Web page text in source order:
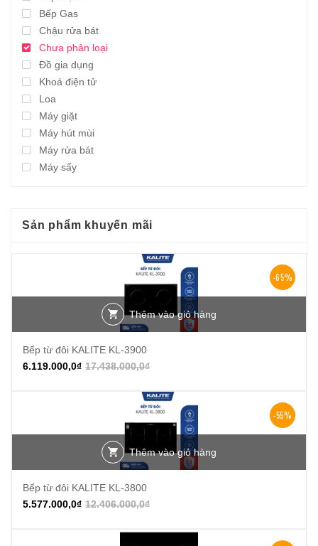
Bếp Gas
Chậu rửa bát
Chưa phân loại
Đồ gia dụng
Khoá điện tử
Loa
Máy giặt
Máy hút mùi
Máy rửa bát
Máy sấy
Sản phẩm khuyến mãi
-65%
Thêm vào giỏ hàng
Bếp từ đôi KALITE KL-3900
17.438.000,0₫
6.119.000,0₫
-55%
Thêm vào giỏ hàng
Bếp từ đôi KALITE KL-3800
12.406.000,0₫
5.577.000,0₫